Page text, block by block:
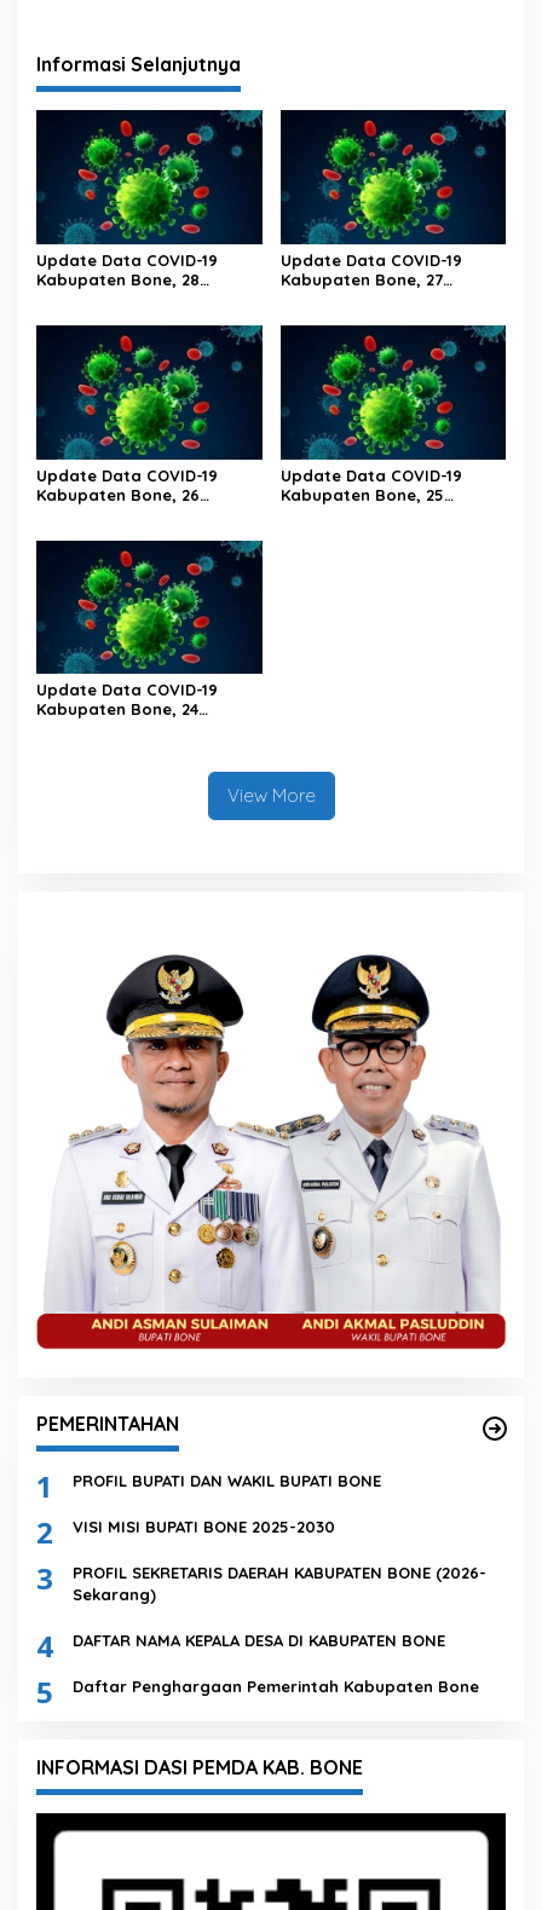
Informasi Selanjutnya
Update Data COVID-19
Kabupaten Bone, 28
Update Data COVID-19
Kabupaten Bone, 27
Update Data COVID-19
Kabupaten Bone, 26
Update Data COVID-19
Kabupaten Bone, 25
Update Data COVID-19
Kabupaten Bone, 24
View More
PEMERINTAHAN
1 PROFIL BUPATI DAN WAKIL BUPATI BONE
2 VISI MISI BUPATI BONE 2025-2030
3
PROFIL SEKRETARIS DAERAH KABUPATEN BONE (2026-
Sekarang)
4 DAFTAR NAMA KEPALA DESA DI KABUPATEN BONE
5 Daftar Penghargaan Pemerintah Kabupaten Bone
INFORMASI DASI PEMDA KAB. BONE